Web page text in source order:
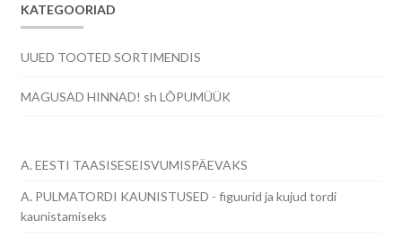
KATEGOORIAD
UUED TOOTED SORTIMENDIS
MAGUSAD HINNAD! sh LÕPUMÜÜK
A. EESTI TAASISESEISVUMISPÄEVAKS
A. PULMATORDI KAUNISTUSED - figuurid ja kujud tordi
kaunistamiseks